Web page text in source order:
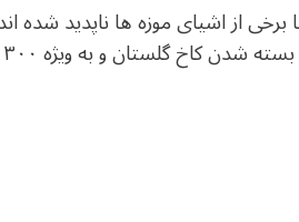
از اشیای موزه ها ناپدید شده